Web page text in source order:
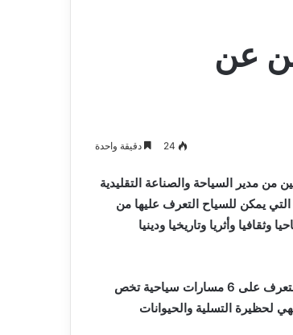
عن
24 دقيقة واحدة
اليوم الاثنين من مدير السياحة والصناعة التقليدية
يمكن للسياح التعرف عليها من
أطلقتها مؤخرا الوزارة الوصية تضم 81 موقعا سياحيا وثقافيا وأثريا وتاريخيا ودينيا
ويتيح هذا الدليل الالكتروني, وفقا للمدير المحلي للسياحة والصناعة التقليدية التعرف على 6 مسارات سياحية تخص
لحظيرة التسلية والحيوانات